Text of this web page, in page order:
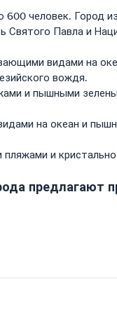
человек. Город
Святого Павла и
видами на
вождя.
и пышными
на океан и
и
предлагают